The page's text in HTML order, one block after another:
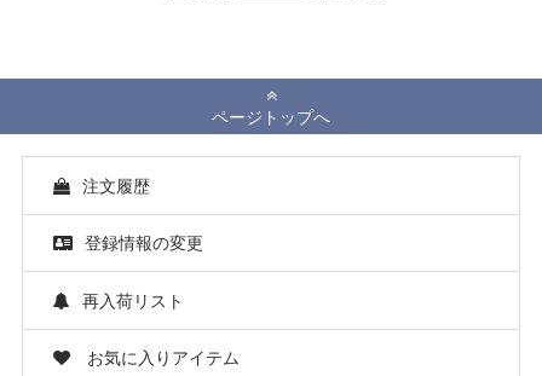
ページトップへ
注文履歴
登録情報の変更
再入荷リスト
お気に入りアイテム